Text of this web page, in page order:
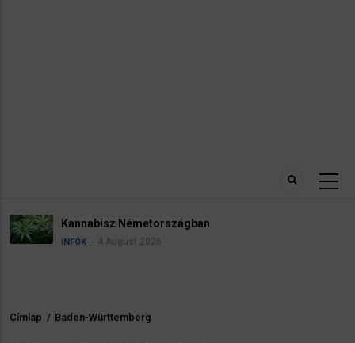
Kannabisz Németországban
INFÓK 4 August 2026
Morzsa
Címlap / Baden-Württemberg